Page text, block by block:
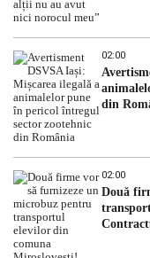
02:00
din
02:00
Două